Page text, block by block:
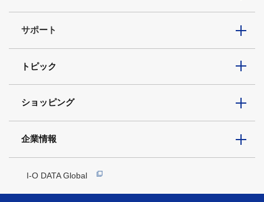
サポート
トピック
ショッピング
企業情報
I-O DATA Global